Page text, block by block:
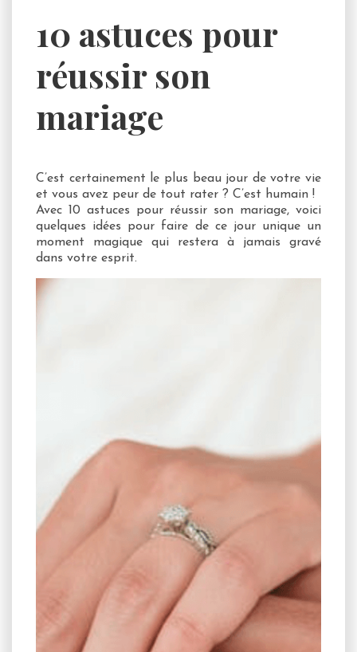
10 astuces pour
réussir son
mariage
C’est certainement le plus beau jour de votre vie
et vous avez peur de tout rater ? C’est humain !
Avec 10 astuces pour réussir son mariage, voici
quelques idées pour faire de ce jour unique un
moment magique qui restera à jamais gravé
dans votre esprit.